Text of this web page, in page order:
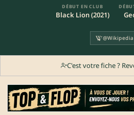
DÉBUT EN CLUB
Black Lion (2021)
@Wikipedia
C'est votre fiche ?